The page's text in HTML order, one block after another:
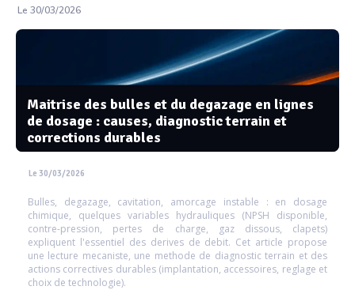
Le 30/03/2026
Maitrise des bulles et du degazage en lignes
de dosage : causes, diagnostic terrain et
corrections durables
Le 30/03/2026
Bulles, degazage, cavitation, amorcage instable : en dosage
chimique, quelques variables hydrauliques (NPSH disponible,
contre-pression, pertes de charge, gaz dissous, clapets)
expliquent l'essentiel des derives de debit. Cet article propose
une lecture mecaniste, une methode de diagnostic terrain et des
actions correctives durables (implantation, accessoires, reglage et
choix de technologie).